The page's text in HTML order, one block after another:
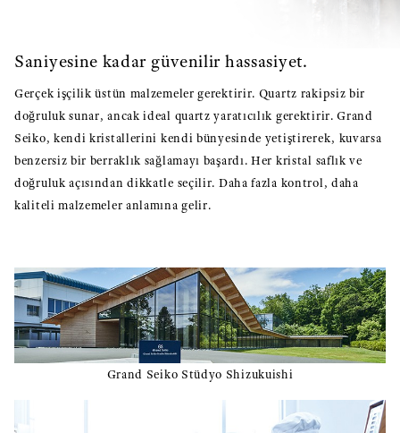
Saniyesine kadar güvenilir hassasiyet.
Gerçek işçilik üstün malzemeler gerektirir. Quartz rakipsiz bir
doğruluk sunar, ancak ideal quartz yaratıcılık gerektirir. Grand
Seiko, kendi kristallerini kendi bünyesinde yetiştirerek, kuvarsa
benzersiz bir berraklık sağlamayı başardı. Her kristal saflık ve
doğruluk açısından dikkatle seçilir. Daha fazla kontrol, daha
kaliteli malzemeler anlamına gelir.
Grand Seiko Stüdyo Shizukuishi